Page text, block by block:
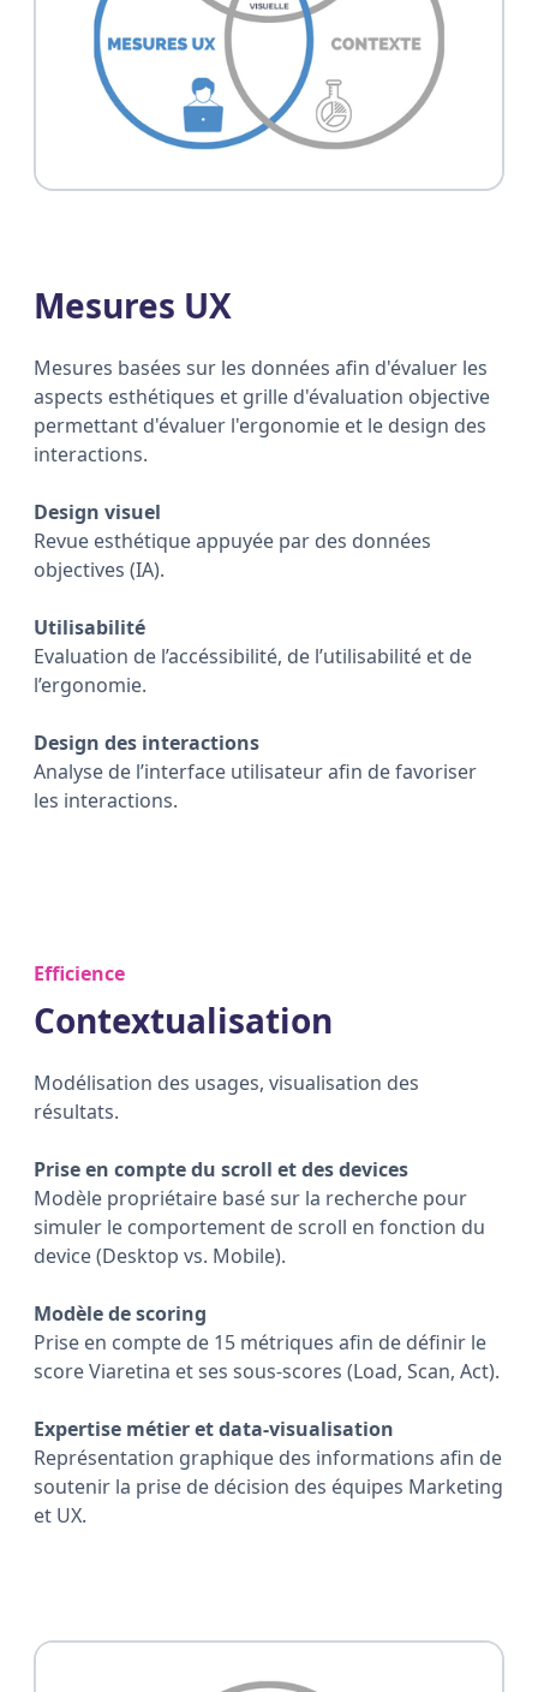
Mesures UX
Mesures basées sur les données afin d'évaluer les
aspects esthétiques et grille d'évaluation objective
permettant d'évaluer l'ergonomie et le design des
interactions.
Design visuel
Revue esthétique appuyée par des données
objectives (IA).
Utilisabilité
Evaluation de l’accéssibilité, de l’utilisabilité et de
l’ergonomie.
Design des interactions
Analyse de l’interface utilisateur afin de favoriser
les interactions.
Efficience
Contextualisation
Modélisation des usages, visualisation des
résultats.
Prise en compte du scroll et des devices
Modèle propriétaire basé sur la recherche pour
simuler le comportement de scroll en fonction du
device (Desktop vs. Mobile).
Modèle de scoring
Prise en compte de 15 métriques afin de définir le
score Viaretina et ses sous-scores (Load, Scan, Act).
Expertise métier et data-visualisation
Représentation graphique des informations afin de
soutenir la prise de décision des équipes Marketing
et UX.